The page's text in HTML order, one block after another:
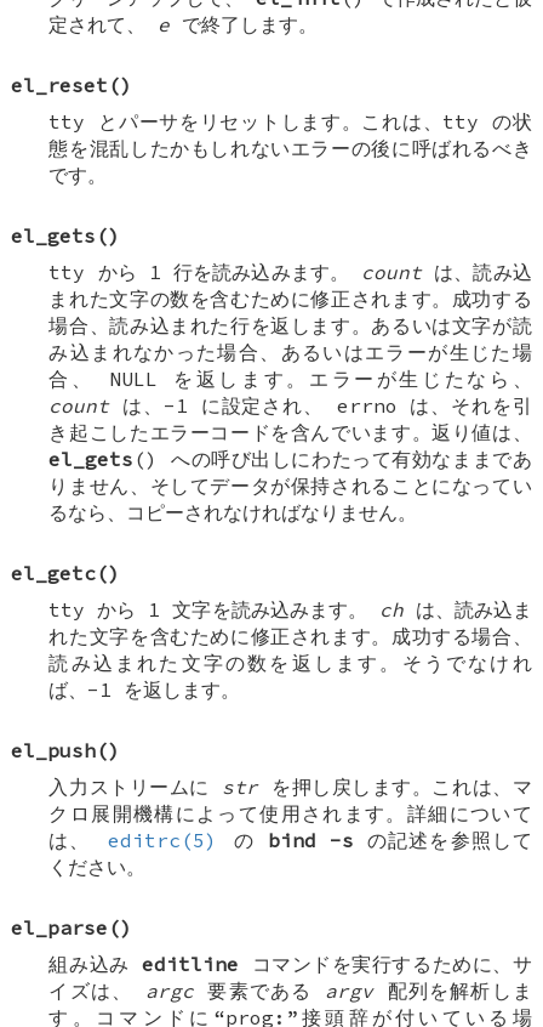
定されて、 e で終了します。
el_reset ()
tty とパーサをリセットします。これは、tty の状
態を混乱したかもしれないエラーの後に呼ばれるべき
です。
el_gets ()
tty から 1 行を読み込みます。 countは、読み込
まれた文字の数を含むために修正されます。成功する
場合、読み込まれた行を返します。あるいは文字が読
み込まれなかった場合、あるいはエラーが生じた場
合、 NULL を返します。エラーが生じたなら、
countは、-1 に設定され、 errno は、それを引
き起こしたエラーコードを含んでいます。返り値は、
el_gets () への呼び出しにわたって有効なままであ
りません、そしてデータが保持されることになってい
るなら、コピーされなければなりません。
el_getc()
tty から 1 文字を読み込みます。
chは、読み込ま
れた文字を含むために修正されます。成功する場合、
読み込まれた文字の数を返します。そうでなけれ
ば、-1 を返します。
el_push()
入力ストリームに strを押し戻します。これは、マ
クロ展開機構によって使用されます。詳細について
は、
editrc(5) の bind -s の記述を参照して
ください。
el_parse ()
組み込みeditline コマンドを実行するために、サ
イズは、 argc 要素である argv配列を解析しま
す。コマンドに“prog:”接頭辞が付いている場